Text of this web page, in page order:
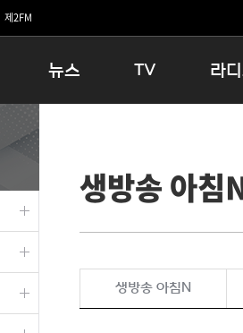
제2FM
뉴스
보은
옥천
TV
인생내컷
테마기행 길
시청자 FLEX
특집프로그램
라
16:00
우리 고
생방송 아침
생방송 아침N